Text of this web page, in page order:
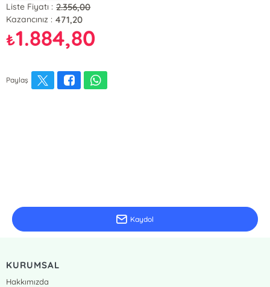
Liste Fiyatı : 2.356,00
Kazancınız : 471,20
₺1.884,80
Paylaş
Kaydol
KURUMSAL
Hakkımızda